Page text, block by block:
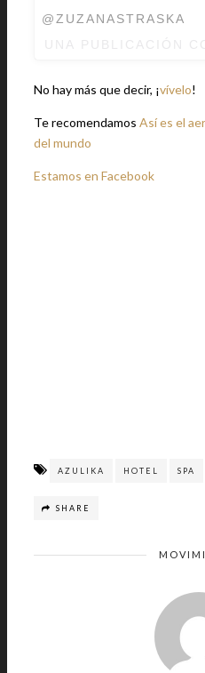
@ZUZANASTRASKA
No hay más que decir, ¡vívelo!
Te recomendamos Así es el
del mundo
Estamos en Facebook
AZULIKA HOTEL SPA
SHARE